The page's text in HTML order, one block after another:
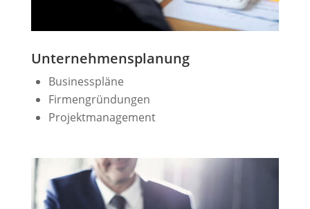
Unternehmensplanung
Businesspläne
Firmengründungen
Projektmanagement